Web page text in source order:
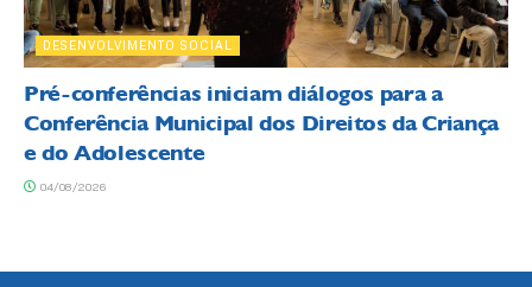
DESENVOLVIMENTO SOCIAL
Pré-conferências iniciam diálogos para a
Conferência Municipal dos Direitos da Criança
e do Adolescente
04/08/2026